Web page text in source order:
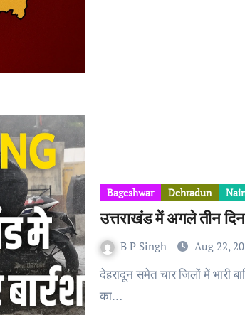
Bageshwar Dehradun
उत्तराखंड में अगले तीन
B P Singh Aug 22,
देहरादून समेत चार जिलों में भारी
का…